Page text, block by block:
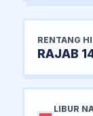
RENTANG
RAJAB
LIBUR